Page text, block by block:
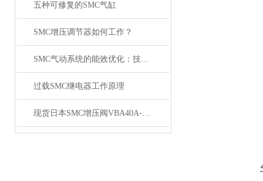
五种可修复的SMC气缸
SMC增压调节器如何工作？
SMC气动系统的能效优化：技术进步与实践
过载SMC继电器工作原理
现货日本SMC增压阀VBA40A-04GN